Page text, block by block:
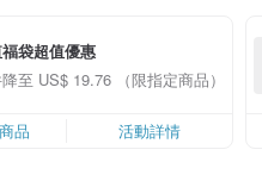
袋超值優惠
至 US$ 19.76 （限指定商品）
品 活動詳情